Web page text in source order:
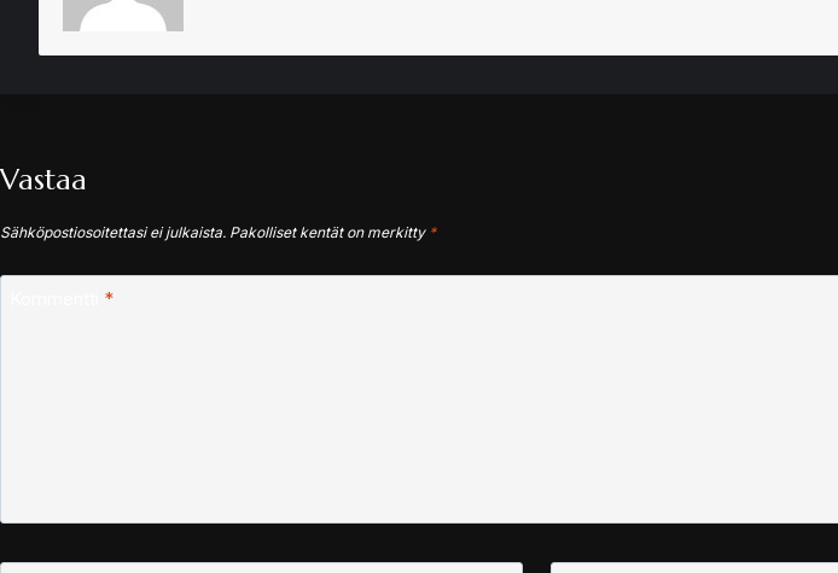
Vastaa
Sähköpostiosoitettasi ei julkaista. Pakolliset kentät on merkitty *
*